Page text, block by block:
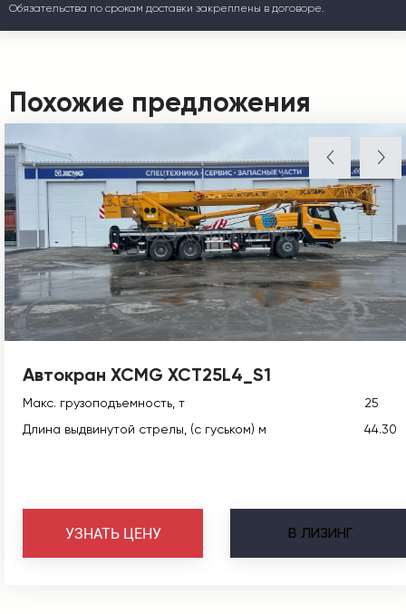
Обязательства по срокам доставки закреплены в договоре.
Похожие предложения
Автокран XCMG XCT25L4_S1
Макс. грузоподъемность, т
25
Длина выдвинутой стрелы, (с гуськом) м
44.30
В ЛИЗИНГ
УЗНАТЬ ЦЕНУ